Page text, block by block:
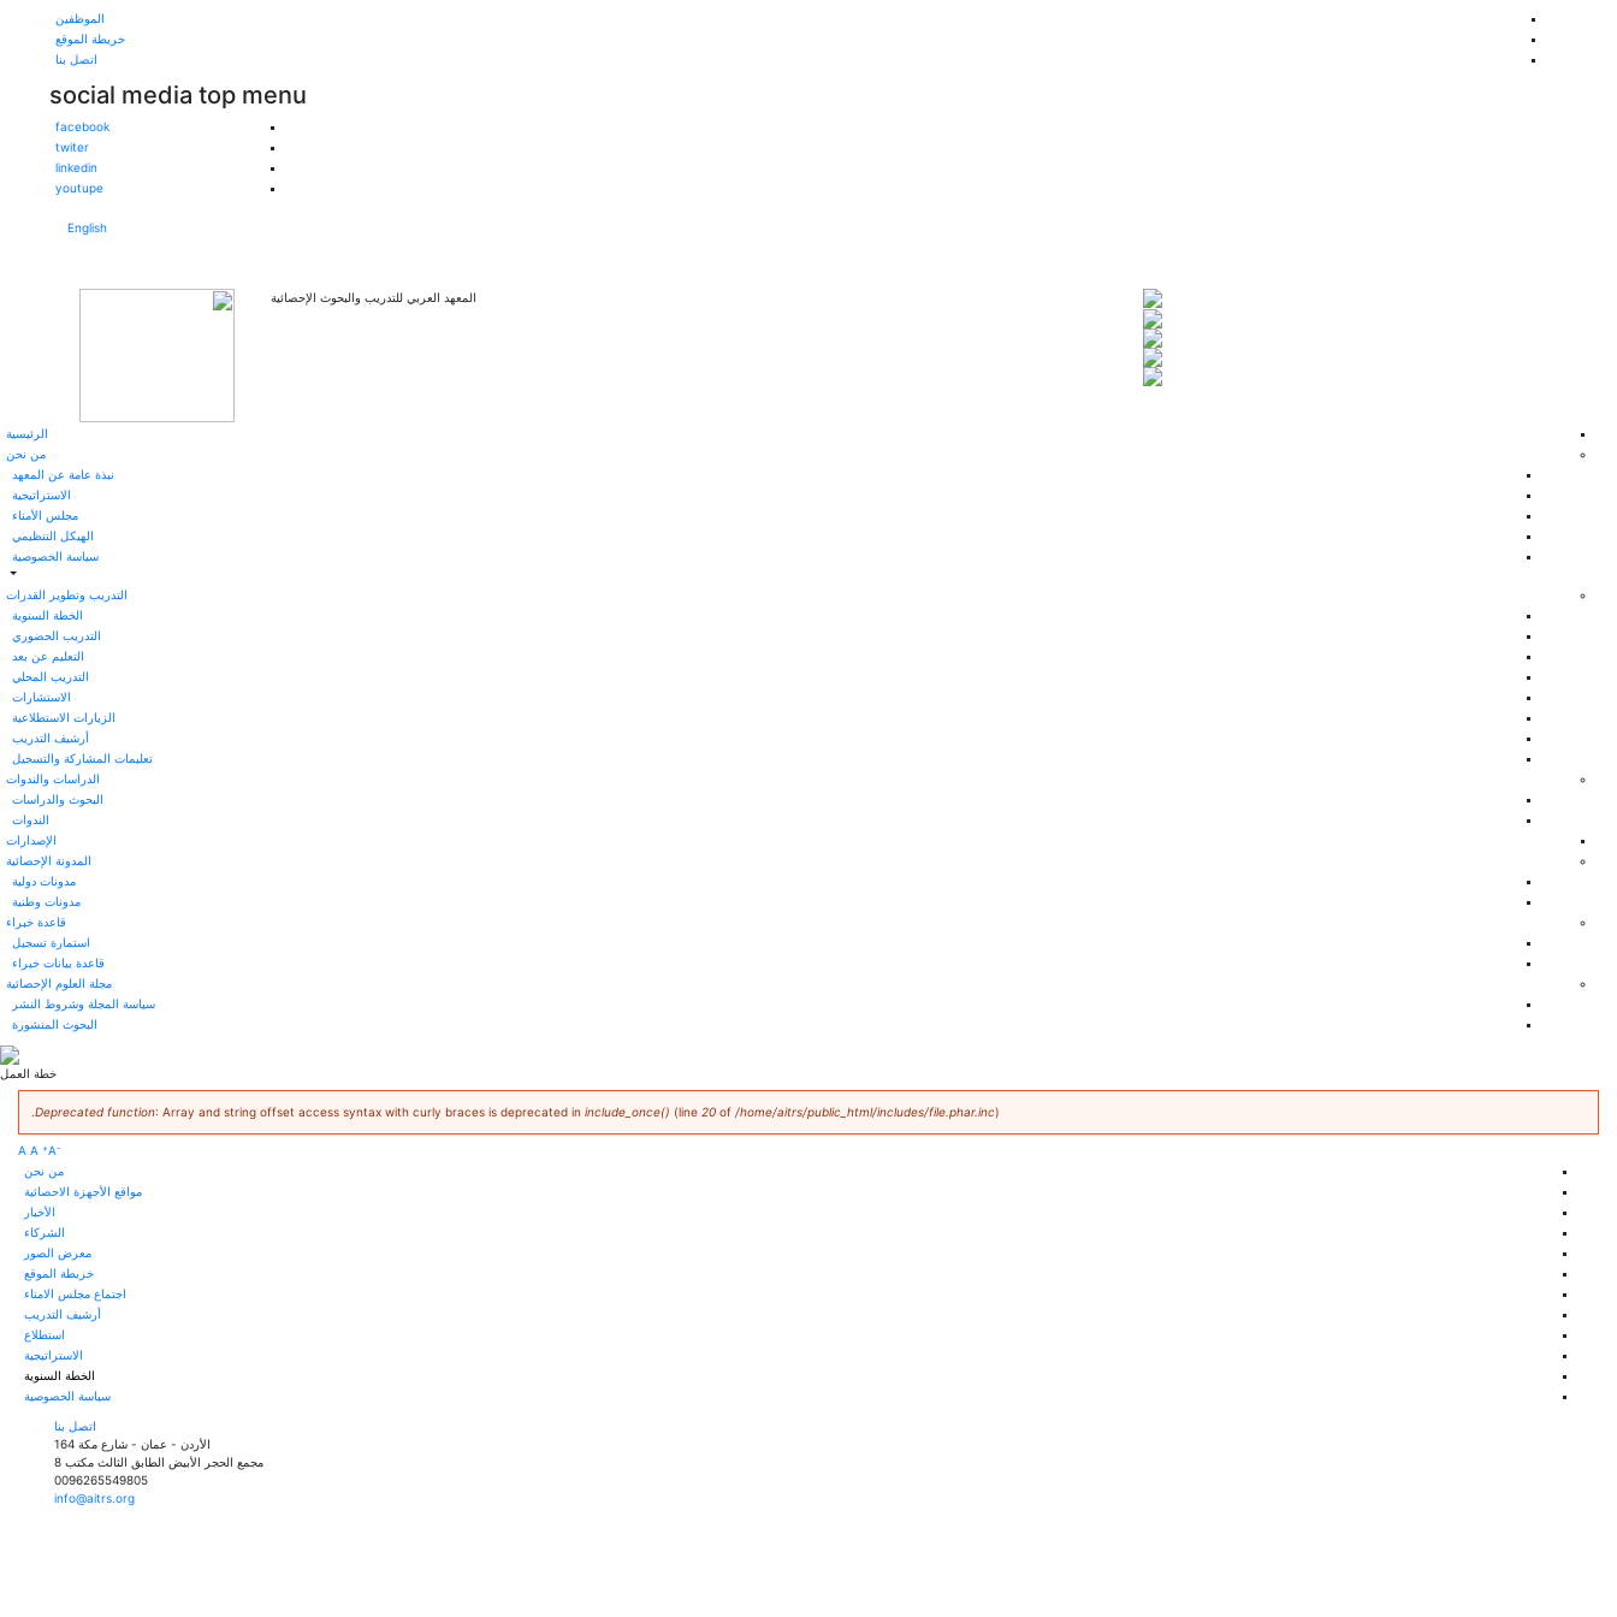
الموظفين
خريطة الموقع
اتصل بنا
social media top menu
facebook
twiter
linkedin
youtupe
English
المعهد العربي للتدريب والبحوث الإحصائية
الرئيسية
من نحن
نبذة عامة عن المعهد
الاستراتيجية
مجلس الأمناء
الهيكل التنظيمي
سياسة الخصوصية
التدريب وتطوير القدرات
الخطة السنوية
التدريب الحضوري
التعليم عن بعد
التدريب المحلي
الاستشارات
الزيارات الاستطلاعية
أرشيف التدريب
تعليمات المشاركة والتسجيل
الدراسات والندوات
البحوث والدراسات
الندوات
الإصدارات
المدونة الإحصائية
مدونات دولية
مدونات وطنية
قاعدة خبراء
استمارة تسجيل
قاعدة بيانات خبراء
مجلة العلوم الإحصائية
سياسة المجلة وشروط النشر
البحوث المنشورة
خطة العمل
Deprecated function: Array and string offset access syntax with curly braces is deprecated in include_once() (line 20 of /home/aitrs/public_html/includes/file.phar.inc).
-
A A +A
من نحن
مواقع الأجهزة الاحصائية
الأخبار
الشركاء
معرض الصور
خريطة الموقع
اجتماع مجلس الامناء
أرشيف التدريب
استطلاع
الاستراتيجية
الخطة السنوية
سياسة الخصوصية
اتصل بنا
الأردن - عمان - شارع مكة 164
مجمع الحجر الأبيض الطابق الثالث مكتب 8
0096265549805
info@aitrs.org